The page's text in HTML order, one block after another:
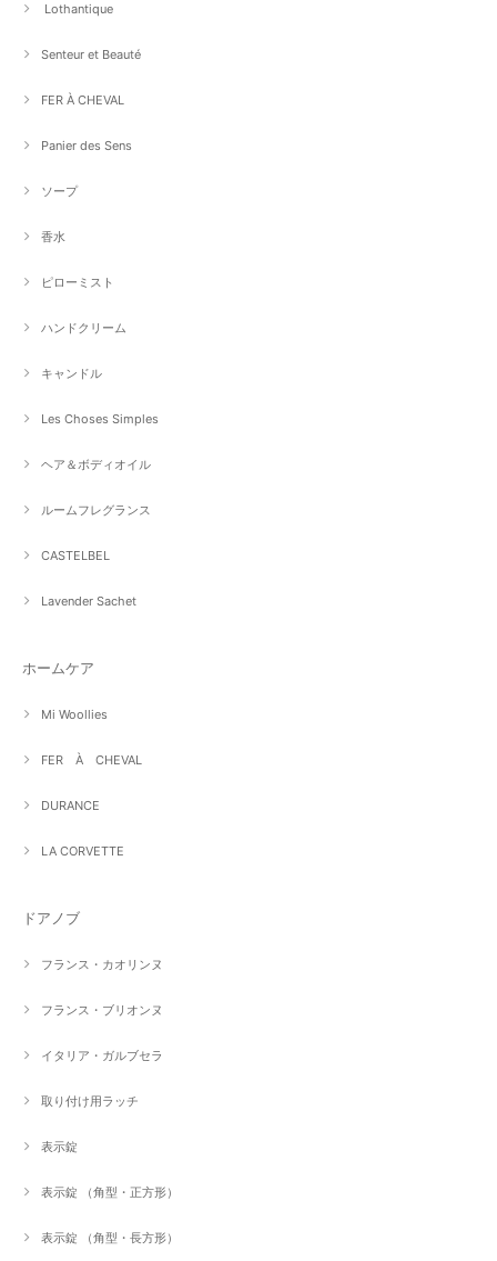
Lothantique
Senteur et Beauté
FER À CHEVAL
Panier des Sens
ソープ
香水
ピローミスト
ハンドクリーム
キャンドル
Les Choses Simples
ヘア＆ボディオイル
ルームフレグランス
CASTELBEL
Lavender Sachet
ホームケア
Mi Woollies
FER À CHEVAL
DURANCE
LA CORVETTE
ドアノブ
フランス・カオリンヌ
フランス・ブリオンヌ
イタリア・ガルブセラ
取り付け用ラッチ
表示錠
表示錠 （角型・正方形）
表示錠 （角型・長方形）